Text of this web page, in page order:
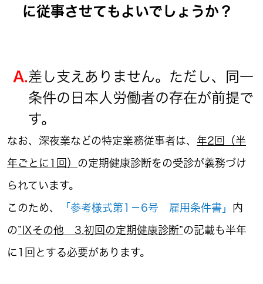
に従事させてもよいでしょうか？
A.差し支えありません。ただし、同一
条件の日本人労働者の存在が前提で
す。
なお、深夜業などの特定業務従事者は、 年2回（半
年ごとに1回） の定期健康診断をの受診が義務づけ
られています。
このため、 「参考様式第1－6号 雇用条件書」 内
の”Ⅸその他 3.初回の定期健康診断”の記載も半年
に1回とする必要があります。